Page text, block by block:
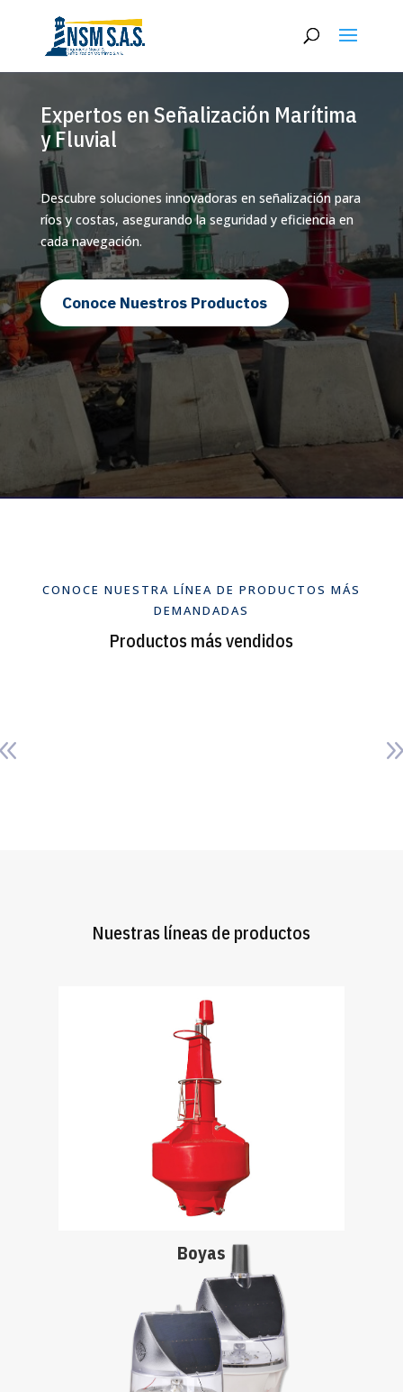
Expertos en Señalización Marítima
y Fluvial
Descubre soluciones innovadoras en señalización para
ríos y costas, asegurando la seguridad y eficiencia en
cada navegación.
Conoce Nuestros Productos
CONOCE NUESTRA LÍNEA DE PRODUCTOS MÁS
DEMANDADAS
Productos más vendidos
Nuestras líneas de productos
Boyas
Las boyas marinas Sealite están fabricadas con
polietileno moldeado por rotación y estabilizado
contra los rayos UV y están diseñadas para
ofrecer una solución de alta visibilidad y bajo
mantenimiento para la navegación marina.
La gama de linternas marinas LED solares de
Sealite ofrece una visibilidad superior, requiere
un mantenimiento mínimo y tiene una vida útil
de hasta 12 años. Las linternas marinas tienen